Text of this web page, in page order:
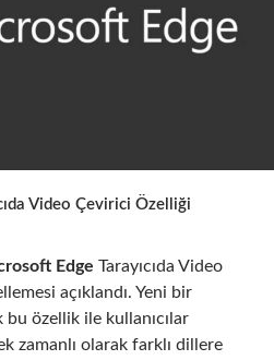
Video Çevirici Özelliği
Edge Tarayıcıda Video
açıklandı. Yeni bir
özellik ile kullanıcılar
zamanlı olarak farklı dillere